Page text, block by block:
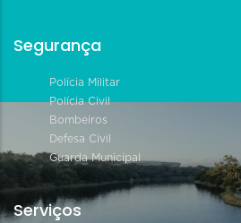
Segurança
Polícia Militar
Polícia Civil
Bombeiros
Defesa Civil
Guarda Municipal
Serviços